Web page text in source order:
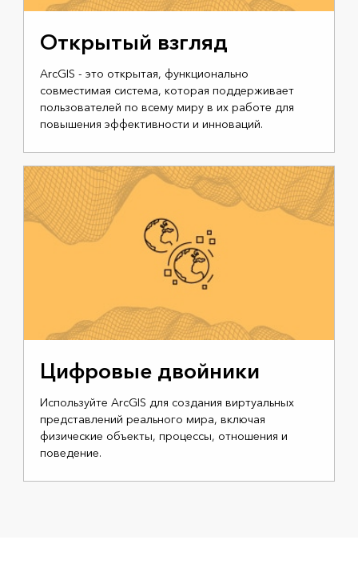
Открытый взгляд
ArcGIS - это открытая, функционально
совместимая система, которая поддерживает
пользователей по всему миру в их работе для
повышения эффективности и инноваций.
Цифровые двойники
Используйте ArcGIS для создания виртуальных
представлений реального мира, включая
физические объекты, процессы, отношения и
поведение.